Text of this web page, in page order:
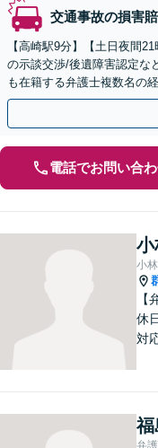
交通事故の損害
【高崎駅9分】【土日夜間
の示談交渉/後遺障害認定な
も在籍する弁護士複数名の
してお任せいただけます。
電話でお問い合
小
【
休
対
意
幅
法
弁